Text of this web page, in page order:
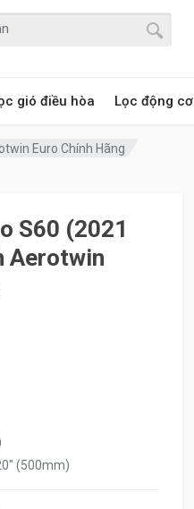
gió điều hòa Lọc động cơ
Euro Chính Hãng
S60 (2021
Aerotwin
(500mm)